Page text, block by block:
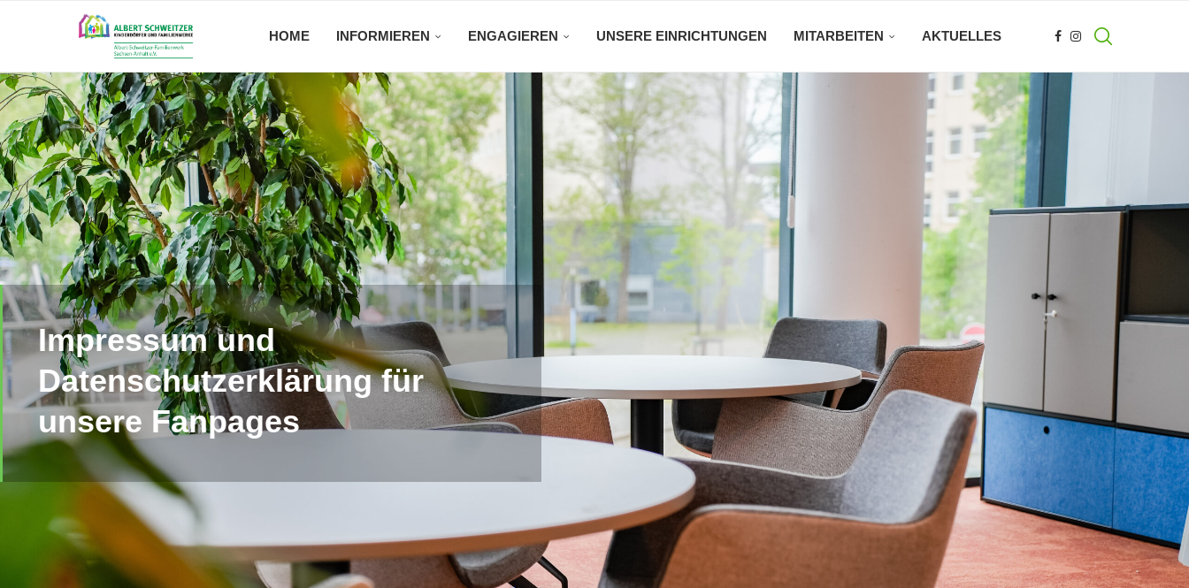
HOME INFORMIEREN ENGAGIEREN UNSERE EINRICHTUNGEN MITARBEITEN AKTUELLES
Impressum und
Datenschutzerklärung für
unsere Fanpages